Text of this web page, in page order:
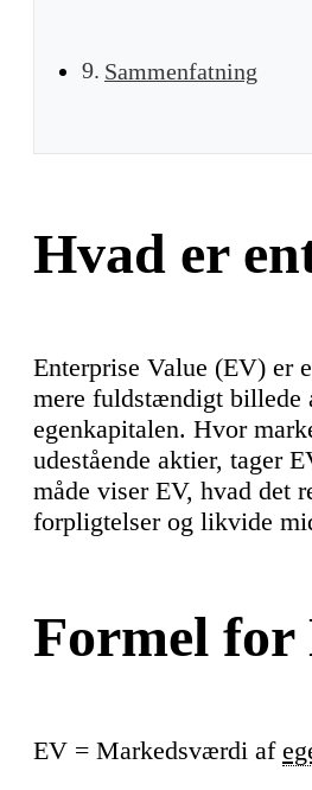
Sammenfatning
Hvad er
Enterprise Value (EV) er
mere fuldstændigt billede
egenkapitalen. Hvor
udestående aktier, tager
måde viser EV, hvad det
forpligtelser og likvide
Formel for
EV = Markedsværdi af